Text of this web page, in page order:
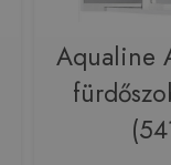
Aqualine